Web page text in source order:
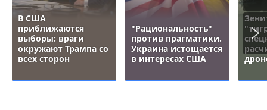
В США
приближаются
выборы: враги
окружают Трампа со
всех сторон
"Рациональность"
против прагматики.
Украина истощается
в интересах США